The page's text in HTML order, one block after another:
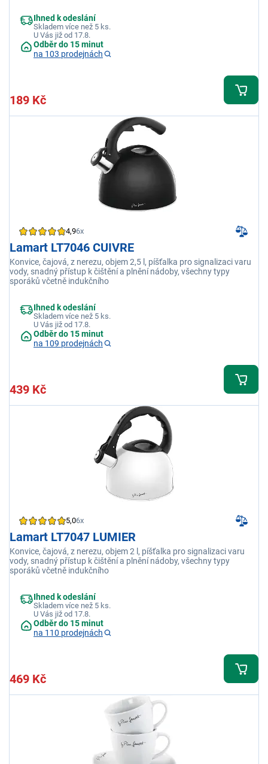
Ihned k odeslání
Skladem více než 5 ks.
U Vás již od 17.8.
Odběr do 15 minut
na 103 prodejnách
189 Kč
4,96x
Lamart LT7046 CUIVRE
Konvice, čajová, z nerezu, objem 2,5 l, píšťalka pro signalizaci varu
vody, snadný přístup k čištění a plnění nádoby, všechny typy
sporáků včetně indukčního
Ihned k odeslání
Skladem více než 5 ks.
U Vás již od 17.8.
Odběr do 15 minut
na 109 prodejnách
439 Kč
5,06x
Lamart LT7047 LUMIER
Konvice, čajová, z nerezu, objem 2 l, píšťalka pro signalizaci varu
vody, snadný přístup k čištění a plnění nádoby, všechny typy
sporáků včetně indukčního
Ihned k odeslání
Skladem více než 5 ks.
U Vás již od 17.8.
Odběr do 15 minut
na 110 prodejnách
469 Kč